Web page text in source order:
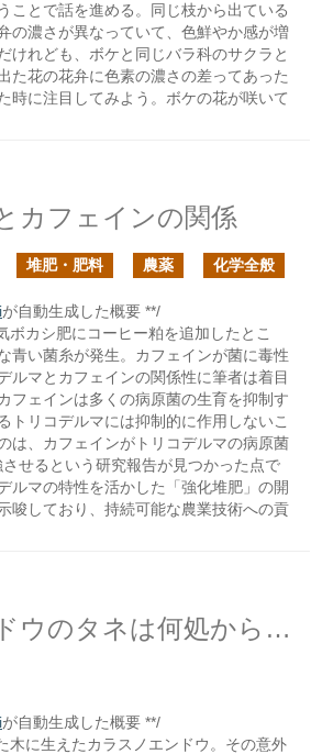
ことで話を進める。同じ枝から出ている
の濃さが異なっていて、色鮮やか感が増
けれども、ボケと同じバラ科のサクラと
た花の花弁に色素の濃さの差ってあった
時に注目してみよう。ボケの花が咲いて
カフェインの関係
堆肥・肥料 農薬 化学全般
が自動生成した概要 **/
ボカシ肥にコーヒー粕を追加したとこ
青い菌糸が発生。カフェインが菌に毒性
ルマとカフェインの関係性に筆者は着目
フェインは多くの病原菌の生育を抑制す
トリコデルマには抑制的に作用しないこ
は、カフェインがトリコデルマの病原菌
せるという研究報告が見つかった点で
ルマの特性を活かした「強化堆肥」の開
唆しており、持続可能な農業技術への貢
カラスノエンドウのタネは何処からやってきた？
が自動生成した概要 **/
木に生えたカラスノエンドウ。その意外